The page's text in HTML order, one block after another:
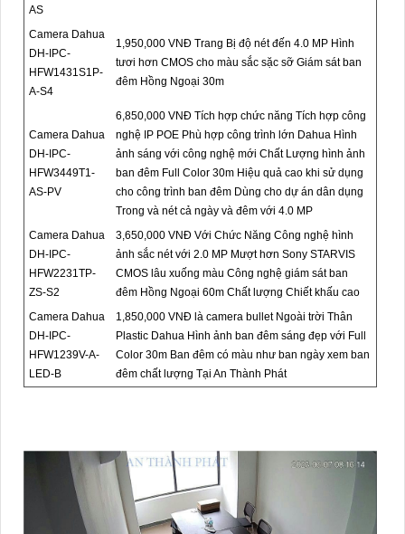
AS
Camera Dahua
DH-IPC-
HFW1431S1P-
A-S4
1,950,000 VNĐ Trang Bị độ nét đến 4.0 MP Hình
tươi hơn CMOS cho màu sắc sặc sỡ Giám sát ban
đêm Hồng Ngoại 30m
Camera Dahua
DH-IPC-
HFW3449T1-
AS-PV
6,850,000 VNĐ Tích hợp chức năng Tích hợp công
nghệ IP POE Phù hợp công trình lớn Dahua Hình
ảnh sáng với công nghệ mới Chất Lượng hình ảnh
ban đêm Full Color 30m Hiệu quả cao khi sử dụng
cho công trình ban đêm Dùng cho dự án dân dụng
Trong và nét cả ngày và đêm với 4.0 MP
Camera Dahua
DH-IPC-
HFW2231TP-
ZS-S2
3,650,000 VNĐ Với Chức Năng Công nghệ hình
ảnh sắc nét với 2.0 MP Mượt hơn Sony STARVIS
CMOS lâu xuống màu Công nghệ giám sát ban
đêm Hồng Ngoại 60m Chất lượng Chiết khấu cao
Camera Dahua
DH-IPC-
HFW1239V-A-
LED-B
1,850,000 VNĐ là camera bullet Ngoài trời Thân
Plastic Dahua Hình ảnh ban đêm sáng đẹp với Full
Color 30m Ban đêm có màu như ban ngày xem ban
đêm chất lượng Tại An Thành Phát